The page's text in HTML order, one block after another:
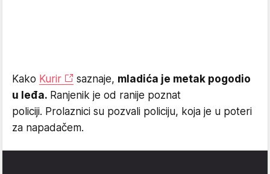
Kako Kurir saznaje, mladića je metak pogodio
u leđa. Ranjenik je od ranije poznat
policiji. Prolaznici su pozvali policiju, koja je u poteri
za napadačem.